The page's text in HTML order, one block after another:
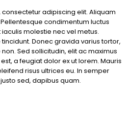
adipiscing elit. Aliquam
condimentum luctus
molestie nec vel metus.
Donec gravida varius tortor,
Sed sollicitudin, elit ac maximus
a feugiat dolor ex ut lorem. Mauris
risus ultrices eu. In semper
sed, dapibus quam.